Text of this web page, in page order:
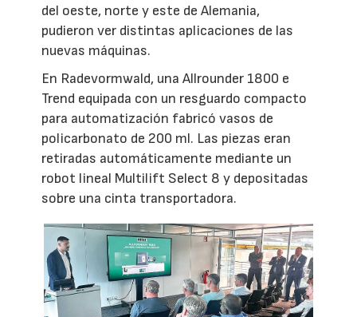
del oeste, norte y este de Alemania,
pudieron ver distintas aplicaciones de las
nuevas máquinas.
En Radevormwald, una Allrounder 1800 e
Trend equipada con un resguardo compacto
para automatización fabricó vasos de
policarbonato de 200 ml. Las piezas eran
retiradas automáticamente mediante un
robot lineal Multilift Select 8 y depositadas
sobre una cinta transportadora.